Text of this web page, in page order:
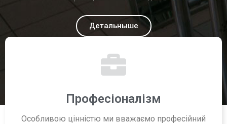
Детальныше
Професіоналізм
Особливою цінністю ми вважаємо професійний